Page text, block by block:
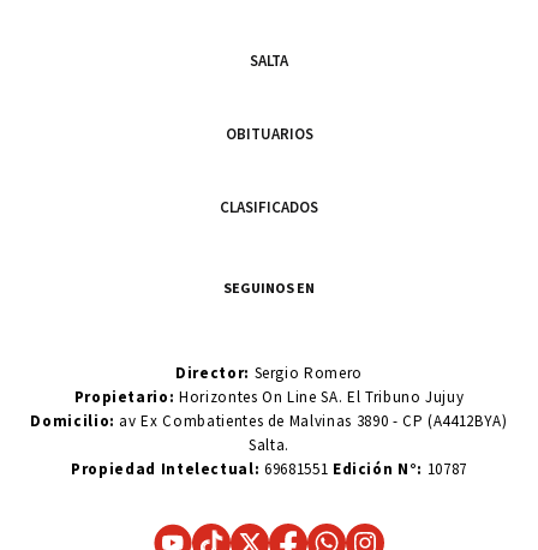
SALTA
OBITUARIOS
CLASIFICADOS
SEGUINOS EN
Director: Sergio Romero
Propietario:Horizontes On Line SA. El Tribuno Jujuy
Domicilio: av Ex Combatientes de Malvinas 3890 - CP (A4412BYA)
Salta.
Propiedad Intelectual: 69681551 Edición N°: 10787